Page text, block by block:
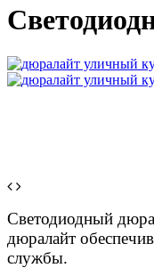
Светодиодный
дюралайт
службы.